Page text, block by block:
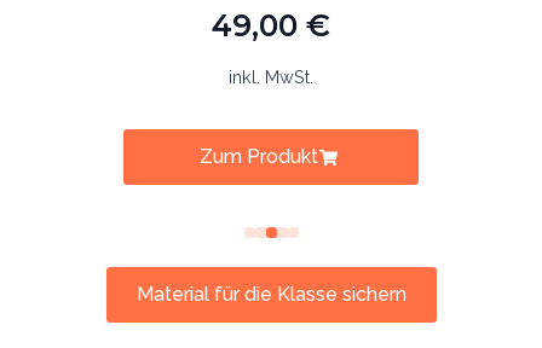
49,00
Zum Produkt
Material für die Klasse sichern